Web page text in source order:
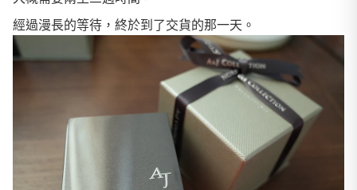
經過漫長的等待，終於到了交貨的那一天。